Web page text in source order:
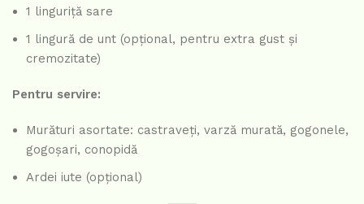
1 linguriță sare
1 lingură de unt (opțional, pentru extra gust și
cremozitate)
Pentru servire:
Murături asortate: castraveți, varză murată, gogonele,
gogoșari, conopidă
Ardei iute (opțional)